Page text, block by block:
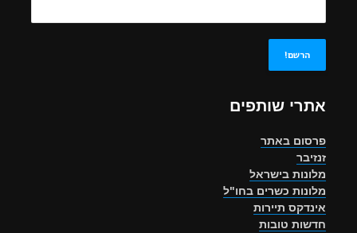
אתרי שותפים
פרסום באתר
זנזיבר
מלונות בישראל
מלונות כשרים בחו"ל
אינדקס תיירות
חדשות טובות